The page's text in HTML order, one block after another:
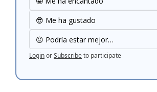
😎 Me ha gustado
😐 Podría estar mejor…
LoginorSubscribeto participate